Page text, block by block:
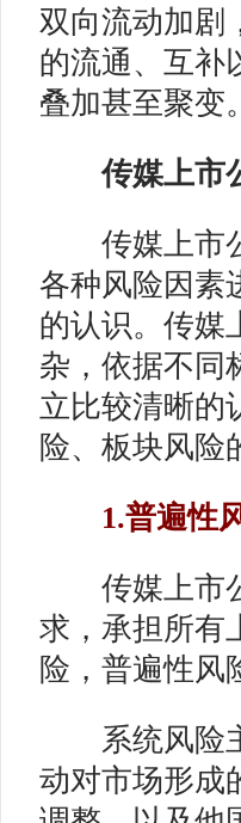
双向流动加剧
的流通、互补
叠加甚至聚变。
传媒上市公
传媒上市公
各种风险因素
的认识。传媒
杂，依据不同
立比较清晰的
险、板块风险
1.普遍性
传媒上市公
求，承担所有
险，普遍性风
系统风险主
动对市场形成